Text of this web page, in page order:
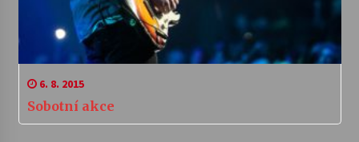
6. 8. 2015
Sobotní akce